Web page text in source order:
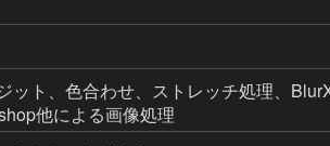
ト、色合わせ、ストレッチ処理、
他による画像処理